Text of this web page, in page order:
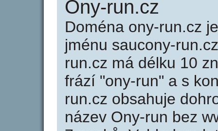
Ony-run.cz
Doména ony-run.cz
jménu saucony-
run.cz má délku 10
frází "ony-run" a s
run.cz obsahuje
název Ony-run bez